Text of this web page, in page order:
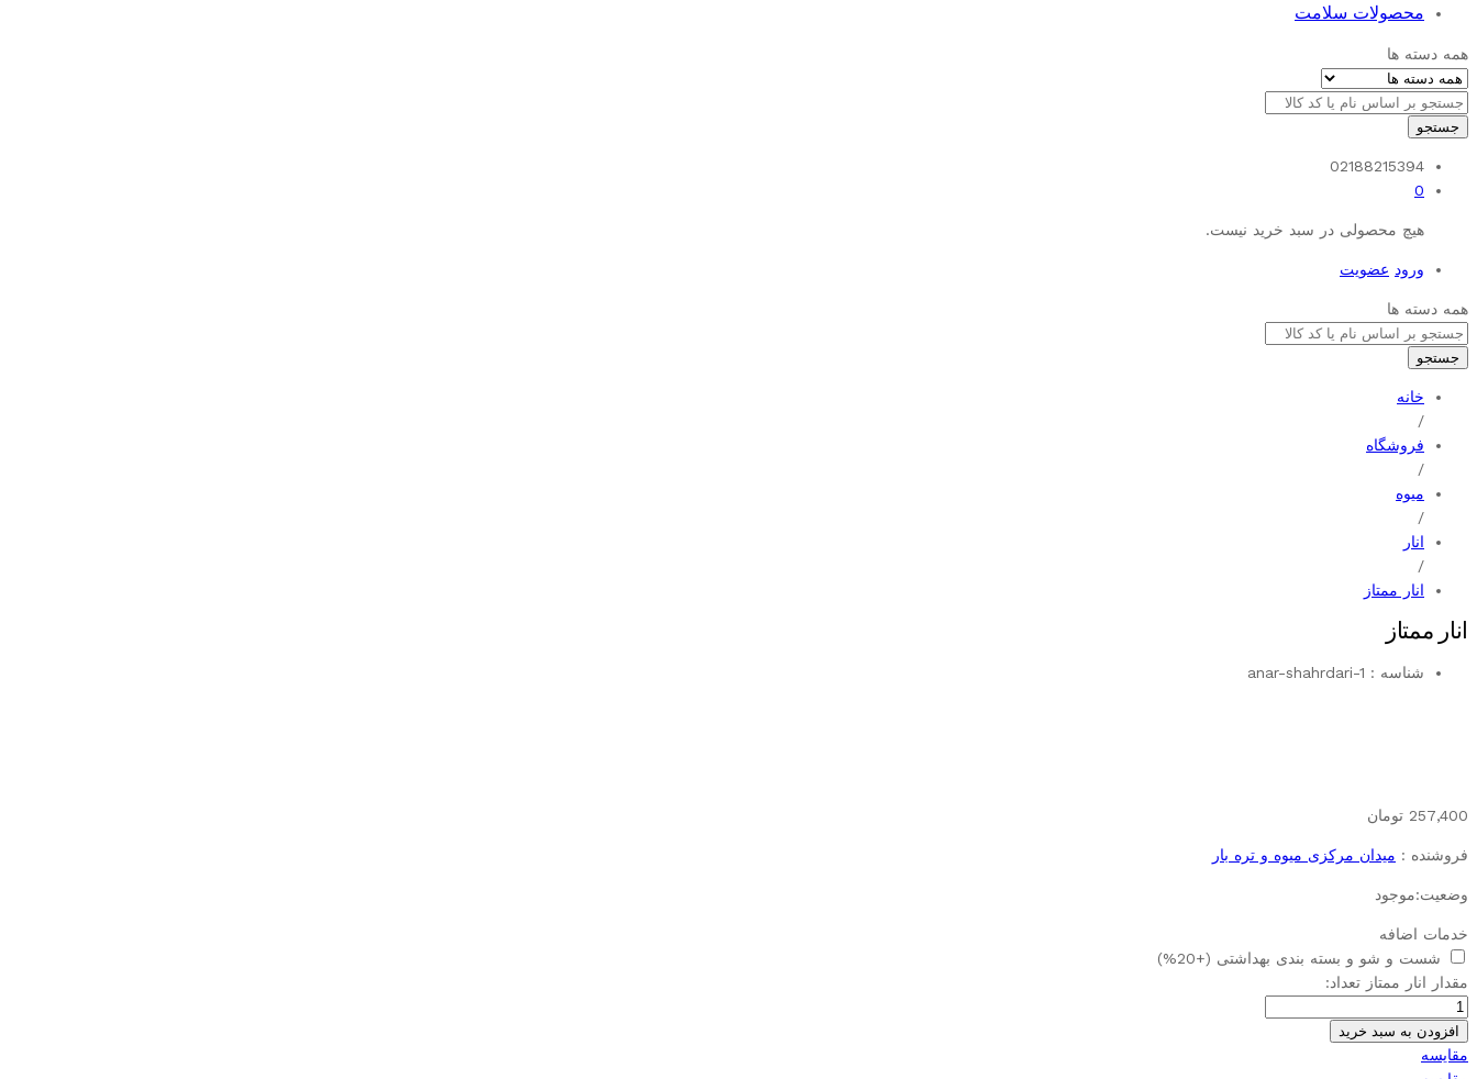
محصولات سلامت
همه دسته ها
جستجو
02188215394
0
هیچ محصولی در سبد خرید نیست.
ورود عضویت
همه دسته ها
جستجو
خانه
/
فروشگاه
/
میوه
/
انار
/
انار ممتاز
انار ممتاز
شناسه : anar-shahrdari-1
257,400 تومان
فروشنده : میدان مرکزی میوه و تره بار
وضعیت:موجود
خدمات اضافه
شست و شو و بسته بندی بهداشتی (+20%)
مقدار انار ممتاز تعداد:
افزودن به سبد خرید
مقایسه